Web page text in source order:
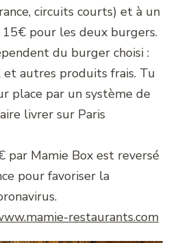
circuits courts) et à un
pour les deux burgers.
du burger choisi :
et autres produits frais. Tu
place par un système de
livrer sur Paris
par Mamie Box est reversé
pour favoriser la
restaurants.com